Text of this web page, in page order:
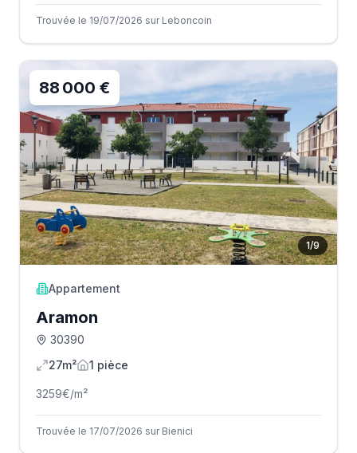
Trouvée le 19/07/2026 sur Leboncoin
1/9
88 000 €
Appartement
Aramon
30390
27m²
1 pièce
3259€/m²
Trouvée le 17/07/2026 sur Bienici